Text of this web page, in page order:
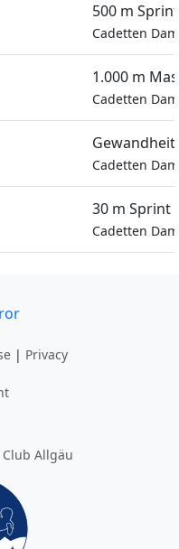
500 m
Cadetten
1.000 m
Cadetten
Cadetten
30 m Sprint
Cadetten
| Privacy
Allgäu